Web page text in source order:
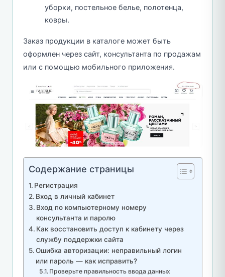
уборки, постельное белье, полотенца,
ковры.
Заказ продукции в каталоге может быть
оформлен через сайт, консультанта по продажам
или с помощью мобильного приложения.
Содержание страницы
Регистрация
Вход в личный кабинет
Вход по компьютерному номеру
консультанта и паролю
Как восстановить доступ к кабинету через
службу поддержки сайта
Ошибка авторизации: неправильный логин
или пароль — как исправить?
Проверьте правильность ввода данных